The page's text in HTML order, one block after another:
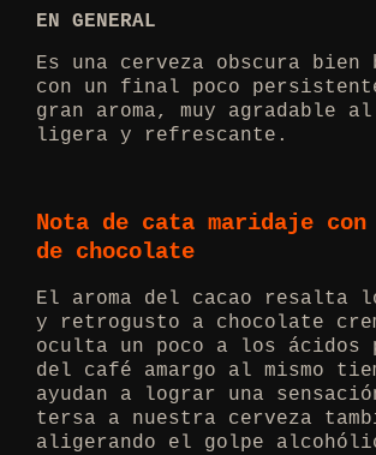
EN GENERAL
Es una cerveza obscura bien
con un final poco
gran aroma, muy agradable
ligera y refrescante.
Nota de cata maridaje con
de chocolate
El aroma del cacao resalta
y retrogusto a chocolate
oculta un poco a los ácidos
del café amargo al mismo
ayudan a lograr una
tersa a nuestra cerveza
aligerando el golpe